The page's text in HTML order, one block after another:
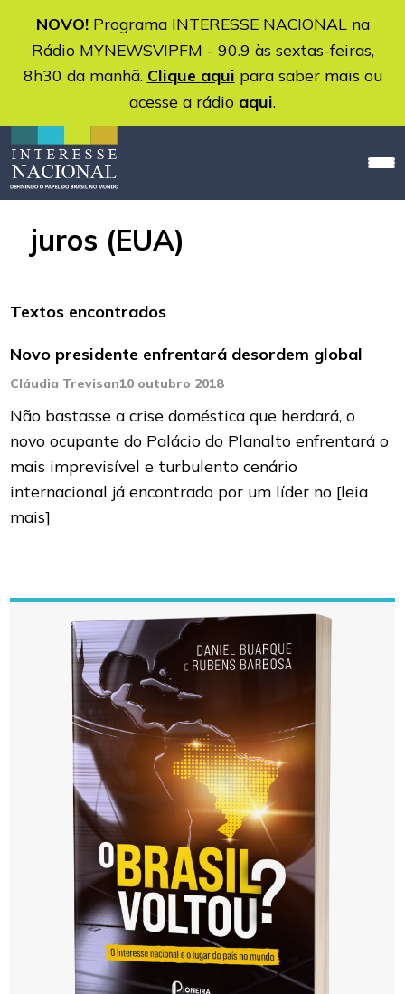
NOVO!Programa INTERESSE NACIONAL na
Rádio MYNEWSVIPFM - 90.9 às sextas-feiras,
8h30 da manhã. Clique aqui para saber mais ou
acesse a rádio aqui.
juros (EUA)
Textos encontrados
Novo presidente enfrentará desordem global
Cláudia Trevisan10 outubro 2018
Não bastasse a crise doméstica que herdará, o
novo ocupante do Palácio do Planalto enfrentará o
mais imprevisível e turbulento cenário
internacional já encontrado por um líder no [leia
mais]